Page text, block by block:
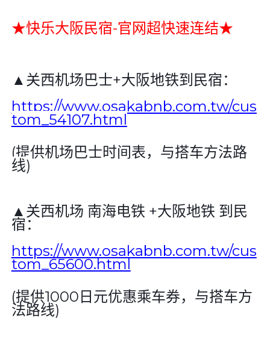
★快乐大阪民宿-官网超快速连结★
▲关西机场巴士+大阪地铁到民宿：
https://www.osakabnb.com.tw/cus
tom_54107.html
(提供机场巴士时间表，与搭车方法路
线)
▲关西机场 南海电铁 +大阪地铁 到民
宿：
https://www.osakabnb.com.tw/cus
tom_65600.html
(提供1000日元优惠乘车券，与搭车方
法路线)